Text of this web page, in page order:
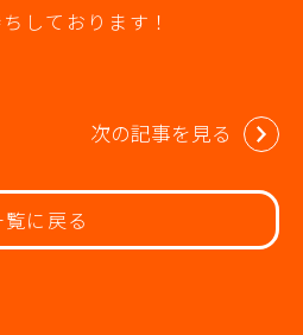
しております！
次の記事を見る
覧に戻る